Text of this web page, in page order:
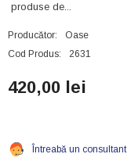
produse de...
Producător:
Oase
Cod Produs:
2631
420,00 lei
Întreabă un consultant